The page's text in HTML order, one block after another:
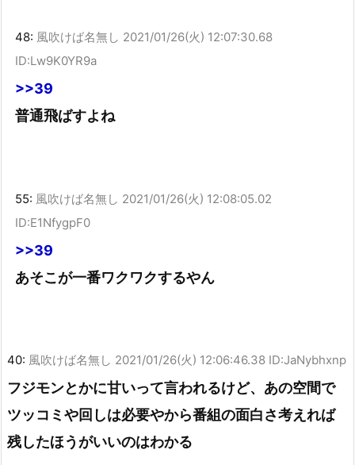
48: 風吹けば名無し 2021/01/26(火) 12:07:30.68
ID:Lw9K0YR9a
>>39
普通飛ばすよね
55: 風吹けば名無し 2021/01/26(火) 12:08:05.02
ID:E1NfygpF0
>>39
あそこが一番ワクワクするやん
40: 風吹けば名無し 2021/01/26(火) 12:06:46.38 ID:JaNybhxnp
フジモンとかに甘いって言われるけど、あの空間で
ツッコミや回しは必要やから番組の面白さ考えれば
残したほうがいいのはわかる